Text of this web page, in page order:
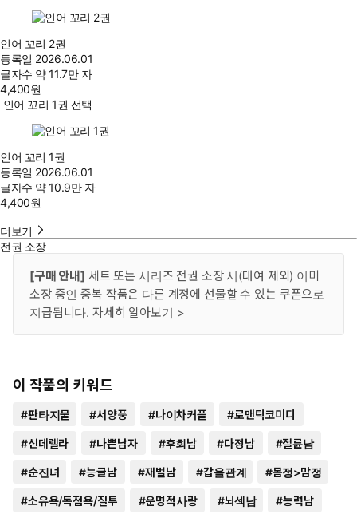
인어 꼬리 2권
등록일 2026.06.01
글자수 약 11.7만 자
4,400원
인어 꼬리 1권 선택
인어 꼬리 1권
등록일 2026.06.01
글자수 약 10.9만 자
4,400원
더보기
전권 소장
[구매 안내] 세트 또는 시리즈 전권 소장 시(대여 제외) 이미
소장 중인 중복 작품은 다른 계정에 선물할 수 있는 쿠폰으로
지급됩니다. 자세히 알아보기 >
이 작품의 키워드
#판타지물 #서양풍 #나이차커플 #로맨틱코미디
#신데렐라 #나쁜남자 #후회남 #다정남 #절륜남
#순진녀 #능글남 #재벌남 #갑을관계 #몸정>맘정
#소유욕/독점욕/질투 #운명적사랑 #뇌섹남 #능력남